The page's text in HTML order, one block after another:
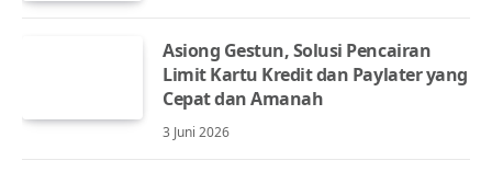
Asiong Gestun, Solusi Pencairan
Limit Kartu Kredit dan Paylater yang
Cepat dan Amanah
3 Juni 2026